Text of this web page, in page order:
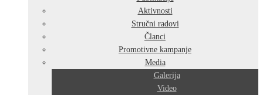
Aktivnosti
Stručni radovi
Članci
Promotivne kampanje
Media
Galerija
Video